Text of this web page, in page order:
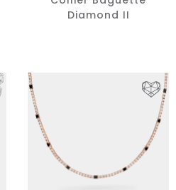
Diamond II